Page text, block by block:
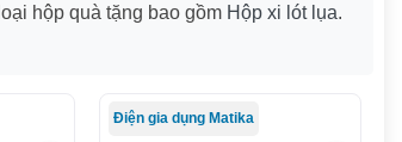
loại hộp quà tặng bao gồm Hộp xi lót lụa.
Điện gia dụng Matika